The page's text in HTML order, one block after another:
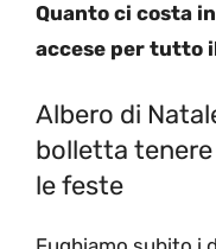
Quanto ci costa
accese per tutto
Albero di
bolletta
le feste